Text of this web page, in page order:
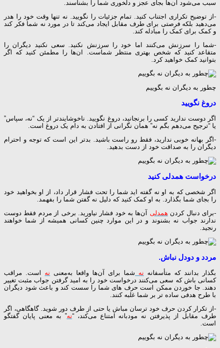
سبب می‌شود ان‌ها بجای عجز و دلخوری شما را بشناسند.
-از توضیح تکراری اجتناب کنید. تمام جزئیات را نگویید. نه تنها وقت خود را هدر
می‌دهید بلکه فرصتی برای طرف مقابل ایجاد می‌کند تا در مورد نه شما فکر کند
و کمک برای کمک را مبادله کند.
-شما را سرزنش می‌کنند اما خود را سرزنش نکنید. سعی نکنید دیگران را
متقاعد کنید که شخص بهتری منتظر شماست. ان‌ها را مطمئن کنید که اگر
بتوانید کمک خواهید کرد.
چطور به دیگران نه بگوییم
دروغ نگویید
اگر دوست ندارید کسی را برنجانید، دروغ نگویید. ناخوشایندتر از یک “نه، سپاس”
یا “ترجیح می‌دهم بگم نه” همان نگرانی از افتادن به دام یک دروغ است.
-اگر بهانه خوبی ندارید، فقط رو راست باشید. بدتر این است که توجه و احترام
دیگران را به صداقت خود از دست بدهید.
درخواست همدلی کنید
اگر شخصی که به او نه گفته اید شما را تحت فشار قرار داد، از او بخواهید خود
را بجای شما بگذارد. به او کمک کنید که دلیل نه گفتن شما را بفهمد.
-برای دنبال کردن همدلی آن‌ها به خود فشار نیاورید. برخی از مردم فقط دوست
ندارند جواب نه بشنوند و در این موارد چنین کسانی همیشه از شما خواهند
رنجید.
مردد و دودل نباش.
بگذار بدانند که متأسفانه نه شما برای آن‌ها واقعا به‌معنی نه است. مراقب
کسانی باش که سعی می‌کنند درخواست خود را به امید گرفتن جواب مثبت تغییر
دهند. جا خوردن ممکن است حرف های شما را سست کند و باعث شود دیگران
با طرح هدفی ساده تر بر شما غلبه کنند.
-از تکرار کردن حرف خود ترسان مباش یا حتی از طرف دور شوید. گاهگاهی، اگر
طرف مقابل از پذیرفتن نه مودبانه امتناع می‌کند، “نه” به معنی پایان گفتگو
است.